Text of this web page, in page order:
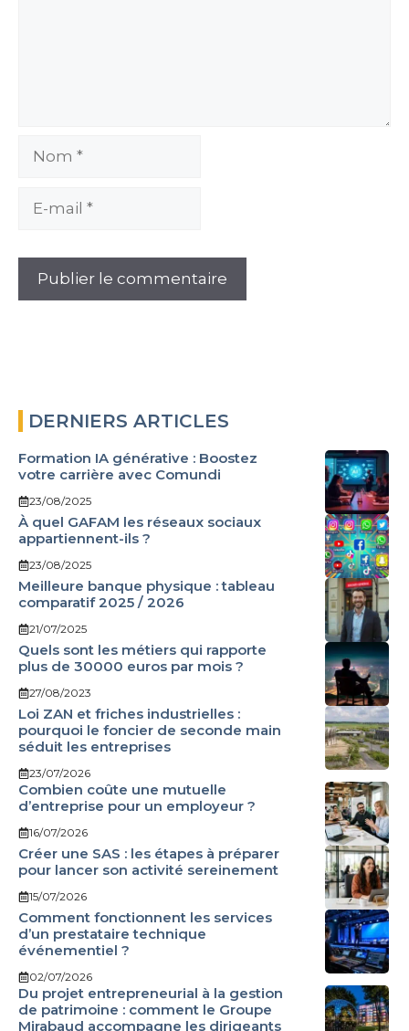
Nom
DERNIERS ARTICLES
Formation IA générative : Boostez
votre carrière avec Comundi
23/08/2025
À quel GAFAM les réseaux sociaux
appartiennent-ils ?
23/08/2025
Meilleure banque physique : tableau
comparatif 2025 / 2026
21/07/2025
Quels sont les métiers qui rapporte
plus de 30000 euros par mois ?
27/08/2023
Loi ZAN et friches industrielles :
pourquoi le foncier de seconde main
séduit les entreprises
23/07/2026
Combien coûte une mutuelle
d’entreprise pour un employeur ?
16/07/2026
Créer une SAS : les étapes à préparer
pour lancer son activité sereinement
15/07/2026
Comment fonctionnent les services
d’un prestataire technique
événementiel ?
02/07/2026
Du projet entrepreneurial à la gestion
de patrimoine : comment le Groupe
Mirabaud accompagne les dirigeants